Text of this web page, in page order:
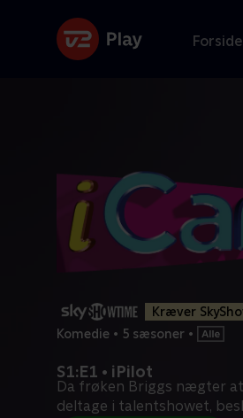
Forside
Kræver
Komedie • 5 sæsoner •
S1:E1 • iPilot
Da frøken Briggs nægter
deltage i talentshowet,